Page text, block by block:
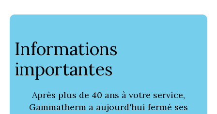
Informations
importantes
Après plus de 40 ans à votre service,
Gammatherm a aujourd'hui fermé ses